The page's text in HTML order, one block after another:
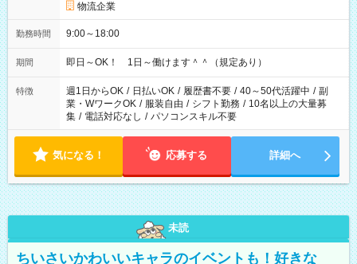
物流企業
勤務時間 9:00～18:00
期間 即日～OK！ 1日～働けます＾＾（規定あり）
特徴 週1日からOK / 日払いOK / 履歴書不要 / 40～50代活躍中 / 副
業・WワークOK / 服装自由 / シフト勤務 / 10名以上の大量募
集 / 電話対応なし / パソコンスキル不要
気になる！ 応募する 詳細へ
未読
ちいさいかわいいキャラのイベントも！好きな